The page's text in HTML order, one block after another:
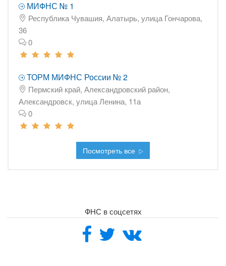
МИФНС № 1
Республика Чувашия, Алатырь, улица Гончарова,
36
0
ТОРМ МИФНС России № 2
Пермский край, Александровский район,
Александровск, улица Ленина, 11а
0
Посмотреть все
ФНС в соцсетях